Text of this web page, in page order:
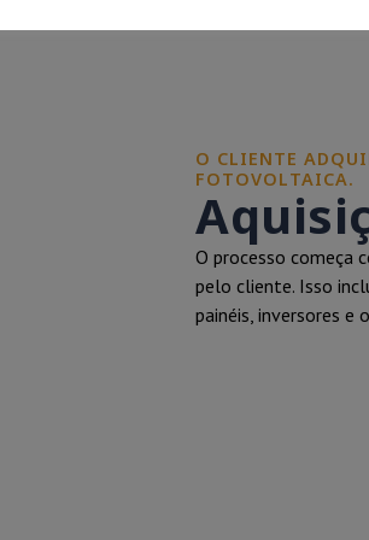
O CLIENTE
FOTOVOLTAICA.
O processo começa
pelo cliente. Isso
painéis, inversores e